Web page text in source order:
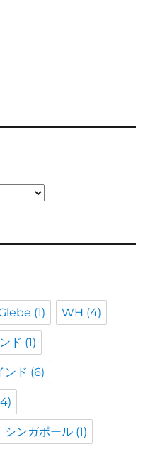
(1) WH (4)
ド (1)
ンド (6)
シンガポール (1)